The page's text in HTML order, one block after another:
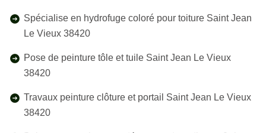
Spécialise en hydrofuge coloré pour toiture Saint Jean
Le Vieux 38420
Pose de peinture tôle et tuile Saint Jean Le Vieux
38420
Travaux peinture clôture et portail Saint Jean Le Vieux
38420